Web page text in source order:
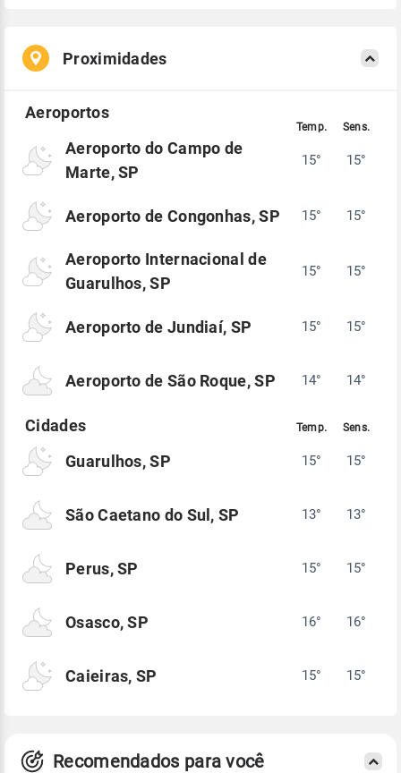
Proximidades
Aeroporto do Campo de
Marte, SP
15° 15°
Aeroporto de Congonhas, SP 15° 15°
Aeroporto Internacional de
Guarulhos, SP
15° 15°
Aeroporto de Jundiaí, SP 15° 15°
Aeroporto de São Roque, SP 14° 14°
Guarulhos, SP 15° 15°
São Caetano do Sul, SP 13° 13°
Perus, SP 15° 15°
Osasco, SP 16° 16°
Caieiras, SP 15° 15°
Recomendados para você